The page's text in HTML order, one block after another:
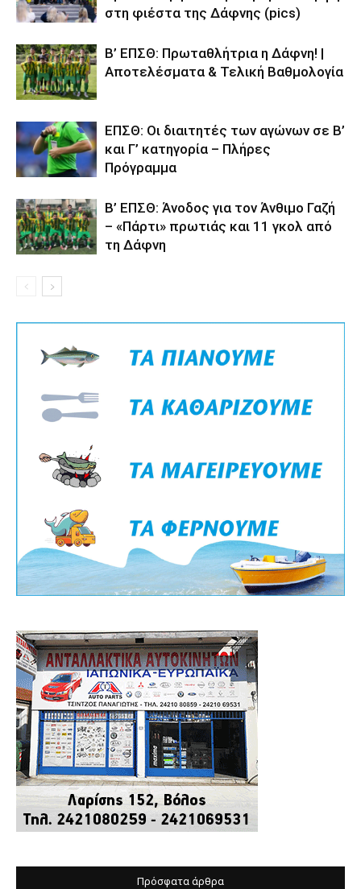
στη φιέστα της Δάφνης (pics)
Β’ ΕΠΣΘ: Πρωταθλήτρια η Δάφνη! |
Αποτελέσματα & Τελική Βαθμολογία
ΕΠΣΘ: Οι διαιτητές των αγώνων σε Β’
και Γ’ κατηγορία – Πλήρες
Πρόγραμμα
Β’ ΕΠΣΘ: Άνοδος για τον Άνθιμο Γαζή
– «Πάρτι» πρωτιάς και 11 γκολ από
τη Δάφνη
Πρόσφατα άρθρα